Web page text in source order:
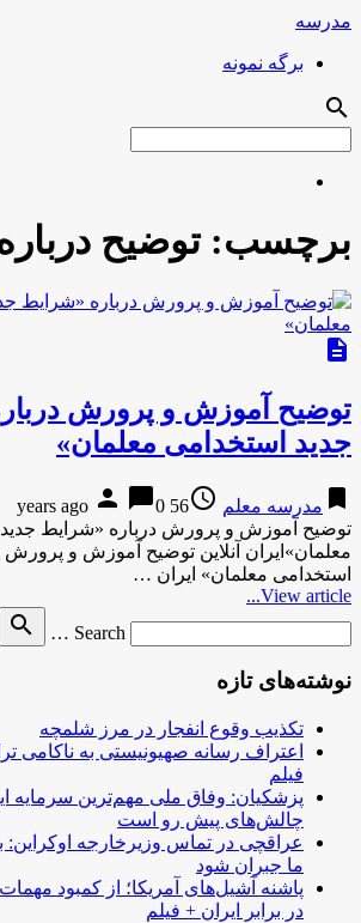
مدرسه
برگه نمونه
search
برچسب:توضیح
description
توضیح آموزش و پرورش
جدید استخدامی معلمان»
bookmark مدرسه معلم access_time
56 years ago
person chat_bubble0
توضیح آموزش و پرورش درباره «شرایط
معلمان»ایران آنلاین توضیح آموزش و پرورش
استخدامی معلمان» ایران …
View article...
Search …
search
نوشته‌های تازه
تکذیب وقوع انفجار در مرز شلمچه
اعتراف رسانه صهیونیستی به ناکامی
فیلم
پزشکیان: وفاق ملی مهم‌ترین سرمایه
چالش‌های پیش رو است
عراقچی در تماس وزیرخارجه اوکراین:
ما جبران شود
پاشنه آشیل‌های آمریکا؛ از کمبود
در برابر ایران + فیلم